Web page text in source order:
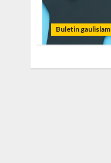
Buletin gaulislam